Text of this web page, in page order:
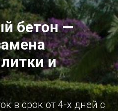
бетон —
и
в срок от 4-х дней с